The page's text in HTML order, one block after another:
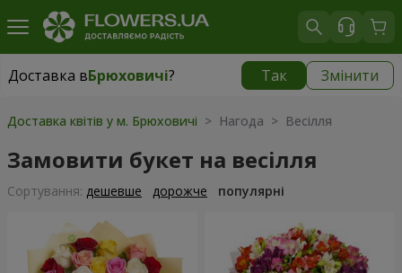
Доставка вБрюховичі? Так Змінити
Доставка вБрюховичі|
Доставка квітів у м. Брюховичі > Нагода > Весілля
Замовити букет на весілля
Сортування: дешевше дорожче популярні